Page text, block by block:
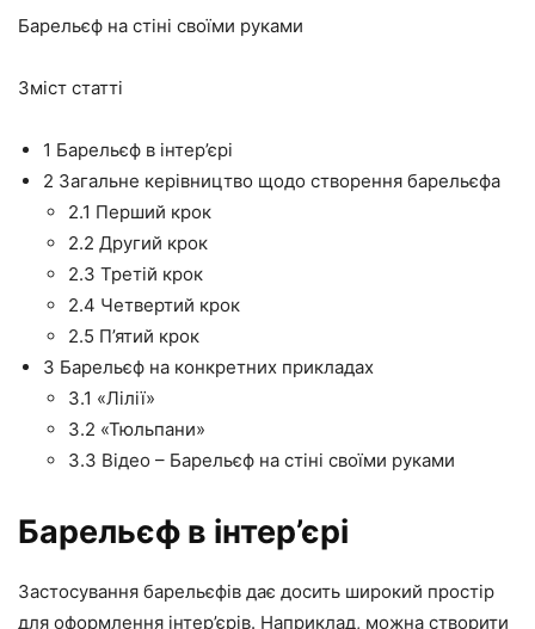
Барельєф на стіні своїми руками
Зміст статті
1 Барельєф в інтер’єрі
2 Загальне керівництво щодо створення барельєфа
2.1 Перший крок
2.2 Другий крок
2.3 Третій крок
2.4 Четвертий крок
2.5 П’ятий крок
3 Барельєф на конкретних прикладах
3.1 «Лілії»
3.2 «Тюльпани»
3.3 Відео – Барельєф на стіні своїми руками
Барельєф в інтер’єрі
Застосування барельєфів дає досить широкий простір
для оформлення інтер’єрів. Наприклад, можна створити